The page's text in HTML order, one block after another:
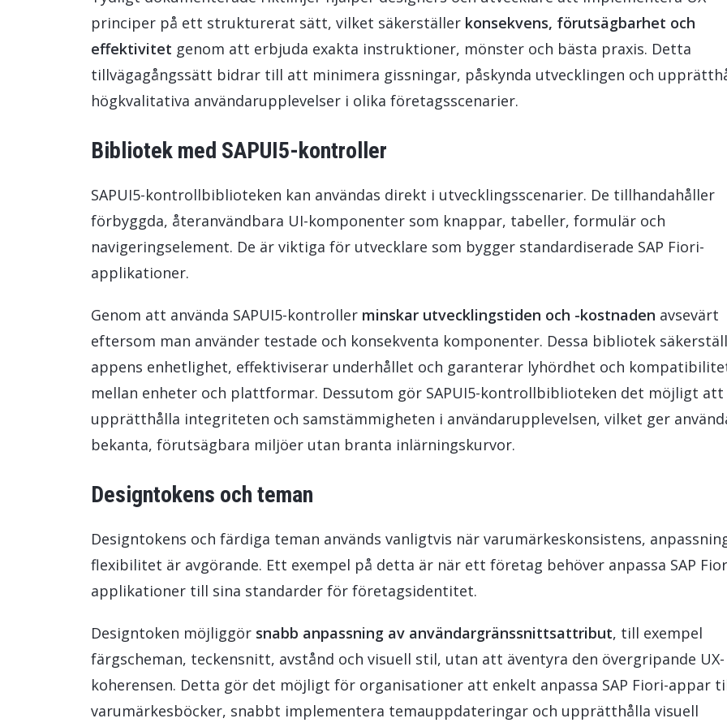
principer på ett strukturerat sätt, vilket säkerställer konsekvens, förutsägbarhet och
effektivitet genom att erbjuda exakta instruktioner, mönster och bästa praxis. Detta
tillvägagångssätt bidrar till att minimera gissningar, påskynda utvecklingen och
högkvalitativa användarupplevelser i olika företagsscenarier.
Bibliotek med SAPUI5-kontroller
SAPUI5-kontrollbiblioteken kan användas direkt i utvecklingsscenarier. De tillhandahåller
förbyggda, återanvändbara UI-komponenter som knappar, tabeller, formulär och
navigeringselement. De är viktiga för utvecklare som bygger standardiserade SAP Fiori-
applikationer.
Genom att använda SAPUI5-kontroller minskar utvecklingstiden och -kostnaden avsevärt
eftersom man använder testade och konsekventa komponenter. Dessa bibliotek
appens enhetlighet, effektiviserar underhållet och garanterar lyhördhet och
mellan enheter och plattformar. Dessutom gör SAPUI5-kontrollbiblioteken det möjligt att
upprätthålla integriteten och samstämmigheten i användarupplevelsen, vilket ger
bekanta, förutsägbara miljöer utan branta inlärningskurvor.
Designtokens och teman
Designtokens och färdiga teman används vanligtvis när varumärkeskonsistens,
flexibilitet är avgörande. Ett exempel på detta är när ett företag behöver anpassa SAP
applikationer till sina standarder för företagsidentitet.
Designtoken möjliggör snabb anpassning av användargränssnittsattribut, till exempel
färgscheman, teckensnitt, avstånd och visuell stil, utan att äventyra den övergripande UX-
koherensen. Detta gör det möjligt för organisationer att enkelt anpassa SAP Fiori-appar
varumärkesböcker, snabbt implementera temauppdateringar och upprätthålla visuell